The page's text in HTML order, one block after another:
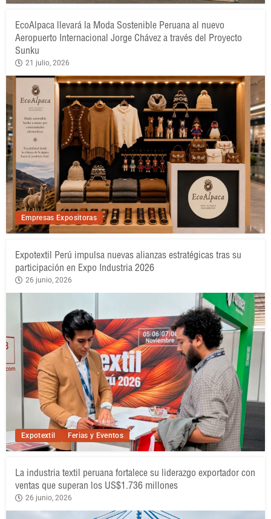
Empresas Expositoras
EcoAlpaca llevará la Moda Sostenible Peruana al nuevo
Aeropuerto Internacional Jorge Chávez a través del Proyecto
Sunku
21 julio, 2026
Expotextil Ferias y Eventos
Expotextil Perú impulsa nuevas alianzas estratégicas tras su
participación en Expo Industria 2026
26 junio, 2026
La industria textil peruana fortalece su liderazgo exportador con
ventas que superan los US$1.736 millones
26 junio, 2026